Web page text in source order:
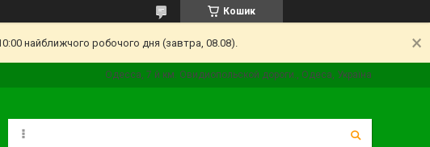
Кошик
найближчого робочого дня (завтра, 08.08).
Одесса, 7 й км. Овидиопольской дороги., Одеса, Україна